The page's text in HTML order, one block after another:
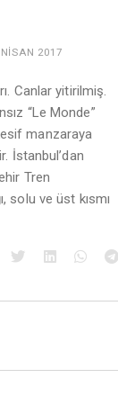
2017
Canlar yitirilmiş.
“Le Monde”
manzaraya
İstanbul’dan
Tren
solu ve üst kısmı